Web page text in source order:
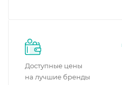
Доступные цены
на лучшие бренды